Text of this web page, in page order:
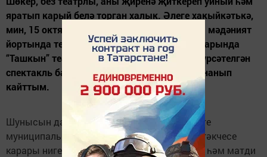
яратып карый белә торган халык. Әлеге хакыйкәтькә,
мин, 15 октябрь көнне, Олы Мәтәскә авылы мәдәният
йортында театраль фестиваль-бәйге кысаларында
“Ташкын” театр коллективы тарафыннан күрсәтелгән
спектакль барышында тагын бер тапкыр инанып
кайттым.
Шунысын да искәртеп үтик, фестиваль-бәйге
муниципаль район башкарма комитеты җитәкчесе
карары нигезендә, Россиядә халык сәнгате һәм матди